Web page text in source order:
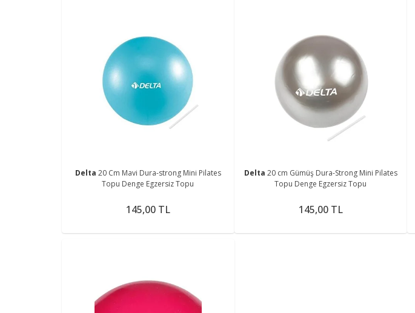
Delta 20 Cm Mavi Dura-strong Mini Pilates
Topu Denge Egzersiz Topu
145,00 TL
Delta 20 cm Gümüş Dura-Strong Mini Pilates
Topu Denge Egzersiz Topu
145,00 TL